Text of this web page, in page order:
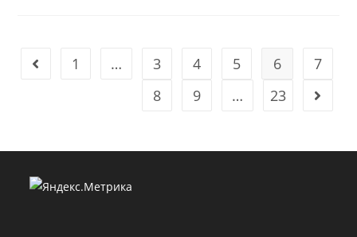
Go to the previous page
1 … 3 4 5 6
7
8
9 … 23 Go to